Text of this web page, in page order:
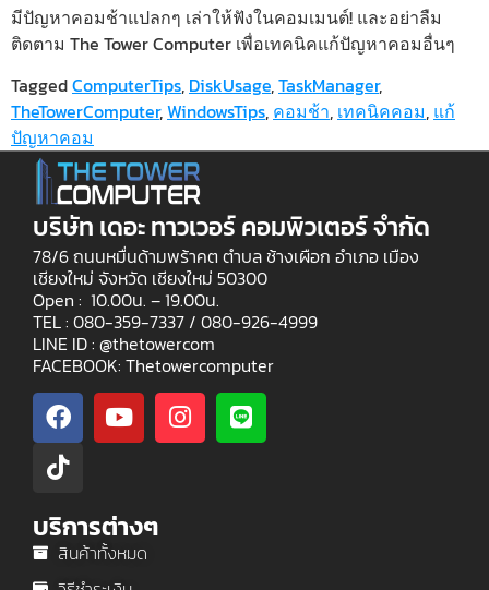
มีปัญหาคอมช้าแปลกๆ เล่าให้ฟังในคอมเมนต์! และอย่าลืม
ติดตาม The Tower Computer เพื่อเทคนิคแก้ปัญหาคอมอื่นๆ
TaggedComputerTips, DiskUsage,TaskManager,
TheTowerComputer,WindowsTips, คอมช้า, เทคนิคคอม, แก้
ปัญหาคอม
บริษัท เดอะ ทาวเวอร์ คอมพิวเตอร์ จำกัด
78/6 ถนนหมื่นด้ามพร้าคต ตำบล ช้างเผือก อำเภอ เมือง
เชียงใหม่ จังหวัด เชียงใหม่ 50300
Open : 10.00น. – 19.00น.
TEL : 080-359-7337 / 080-926-4999
LINE ID : @thetowercom
FACEBOOK: Thetowercomputer
บริการต่างๆ
สินค้าทั้งหมด